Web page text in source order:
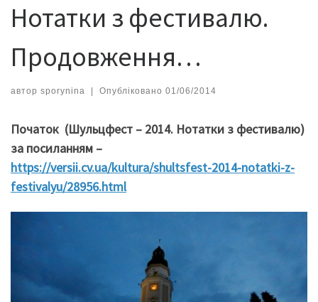
Нотатки з фестивалю.
Продовження…
автор sporynina | Опубліковано 01/06/2014
Початок (Шульцфест – 2014. Нотатки з фестивалю)
за посиланням –
https://versii.cv.ua/kultura/shultsfest-2014-notatki-z-
festivalyu/28956.html